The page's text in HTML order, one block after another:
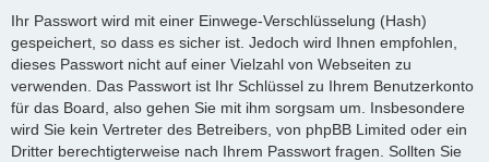
Ihr Passwort wird mit einer Einwege-Verschlüsselung (Hash)
gespeichert, so dass es sicher ist. Jedoch wird Ihnen empfohlen,
dieses Passwort nicht auf einer Vielzahl von Webseiten zu
verwenden. Das Passwort ist Ihr Schlüssel zu Ihrem Benutzerkonto
für das Board, also gehen Sie mit ihm sorgsam um. Insbesondere
wird Sie kein Vertreter des Betreibers, von phpBB Limited oder ein
Dritter berechtigterweise nach Ihrem Passwort fragen. Sollten Sie